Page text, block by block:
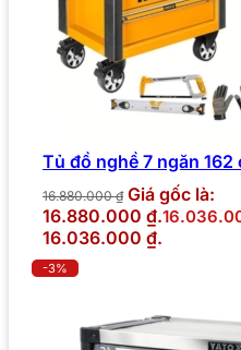
Tủ đồ nghề 7 ngăn 162
16.880.000₫ Giá gốc là:
16.880.000 ₫.
16.036.000 ₫.
-3%